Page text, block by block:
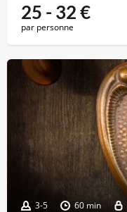
25 - 32€
par personne
3-5 60 min